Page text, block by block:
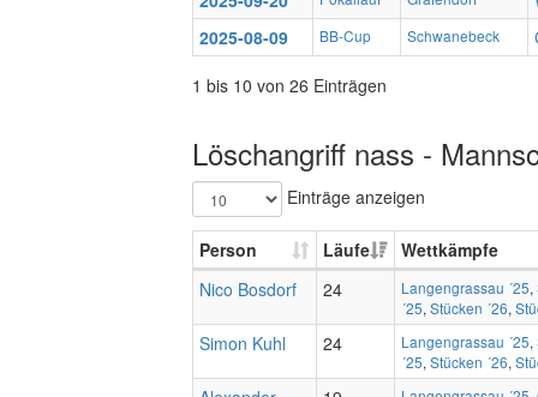
2025-08-09
BB-Cup Schwanebeck
1 bis 10 von 26 Einträgen
Löschangriff nass -
Einträge anzeigen
Person Läufe
Wettkämpfe
Nico Bosdorf
24 Langengrassau ´25,
´25, Stücken ´26,
Simon Kuhl 24 Langengrassau ´25,
´25, Stücken ´26,